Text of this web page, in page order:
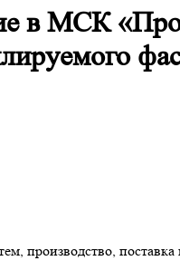
в МСК
производство,